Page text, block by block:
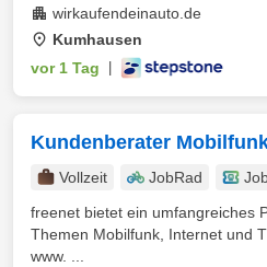
wirkaufendeinauto.de
Kumhausen
vor 1 Tag
Kundenberater
Vollzeit JobRad
freenet bietet ein umfangreiches
Themen Mobilfunk, Internet und
www. ...